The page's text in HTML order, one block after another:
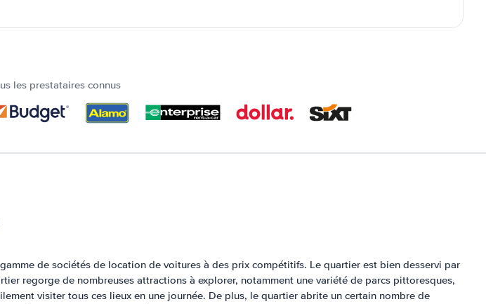
les prestataires connus
de sociétés de location de voitures à des prix compétitifs. Le quartier est bien desservi par
regorge de nombreuses attractions à explorer, notamment une variété de parcs pittoresques,
visiter tous ces lieux en une journée. De plus, le quartier abrite un certain nombre de